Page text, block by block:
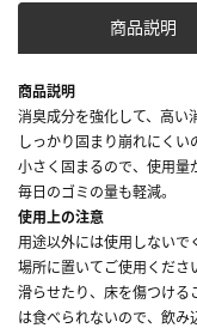
商品説明
商品説明
消臭成分を強化して、高い
しっかり固まり崩れにくい
小さく固まるので、使用量
毎日のゴミの量も軽減。
使用上の注意
用途以外には使用しない
場所に置いてご使用くだ
滑らせたり、床を傷つけ
は食べられないので、飲